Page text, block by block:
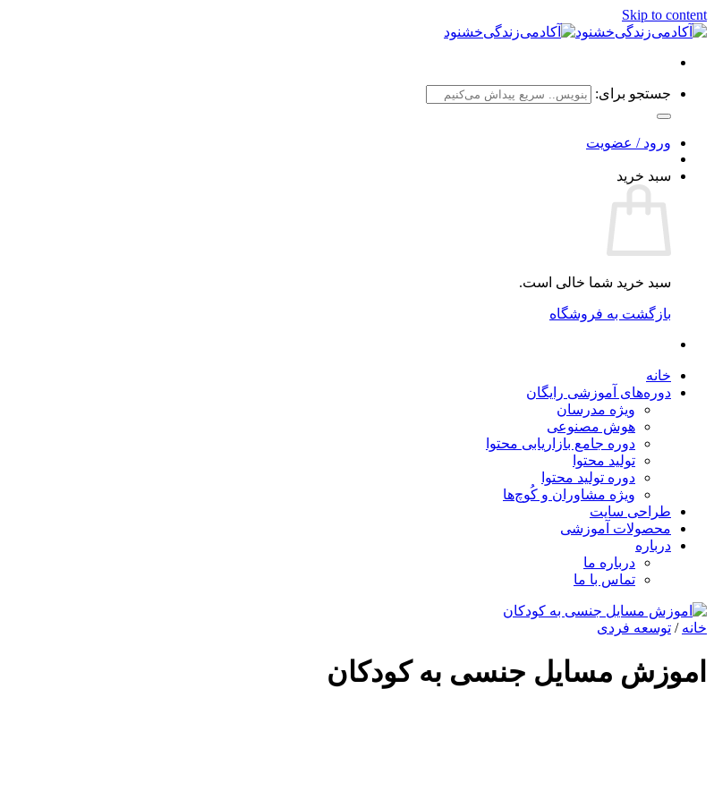
Skip to content
جستجو برای:
ورود / عضویت
سبد خرید
سبد خرید شما خالی است.
بازگشت به فروشگاه
خانه
دوره‌های آموزشی رایگان
ویژه مدرسان
هوش مصنوعی
دوره جامع بازاریابی محتوا
تولید محتوا
دوره تولید محتوا
ویژه مشاوران و کُوچ‌ها
طراحی سایت
محصولات آموزشی
درباره
درباره ما
تماس با ما
خانه / توسعه فردی
اموزش مسایل جنسی به کودکان